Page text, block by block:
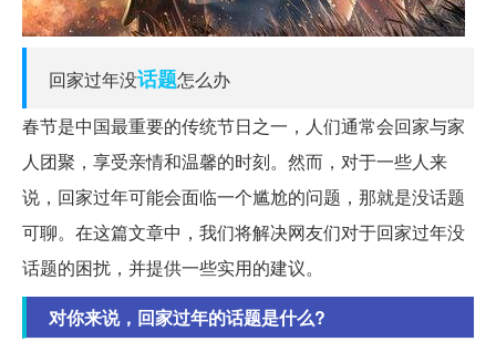
回家过年没话题怎么办
春节是中国最重要的传统节日之一，人们通常会回家与家
人团聚，享受亲情和温馨的时刻。然而，对于一些人来
说，回家过年可能会面临一个尴尬的问题，那就是没话题
可聊。在这篇文章中，我们将解决网友们对于回家过年没
话题的困扰，并提供一些实用的建议。
对你来说，回家过年的话题是什么?